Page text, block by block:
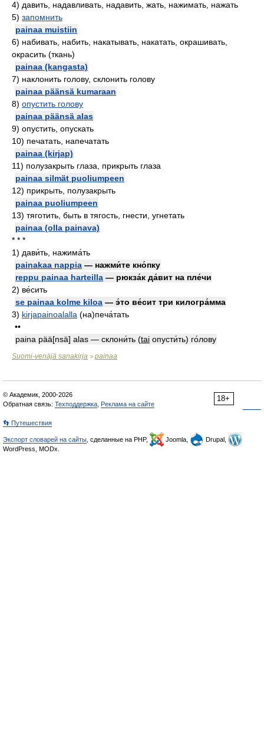
4) давить, надавливать, надавить, жать, нажимать, нажать
5) запомнить
painaa muistiin
6) набивать, набить, накатывать, накатать, окрашивать,
окрасить (ткань)
painaa (kangasta)
7) наклонить голову, склонить голову
painaa päänsä kumaraan
8) опустить голову
painaa päänsä alas
9) опустить, опускать
10) печатать, напечатать
painaa (kirjap)
11) полузакрыть глаза, прикрыть глаза
painaa silmät puoliumpeen
12) прикрыть, полузакрыть
painaa puoliumpeen
13) тяготить, быть в тягость, гнести, угнетать
painaa (olla painava)
* * *
1) дави́ть, нажима́ть
painakaa nappia — нажми́те кно́пку
reppu painaa harteilla — рюкза́к да́вит на пле́чи
2) ве́сить
se painaa kolme kiloa — э́то ве́сит три килогра́мма
3) kirjapainoalalla (на)печа́тать
••
paina pää[nsä] alas — склони́ть (tai опусти́ть) го́лову
Suomi-venäjä sanakirja > painaa
18+
© Академик, 2000-2026
Обратная связь: Техподдержка Реклама на сайте
👣 Путешествия
Экспорт словарей на сайты , сделанные на PHP, Joomla,
Drupal,
WordPress, MODx.